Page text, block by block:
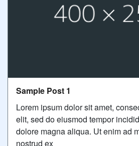
Sample Post 1
Lorem ipsum dolor sit amet,
elit, sed do eiusmod tempor
dolore magna aliqua. Ut enim ad
nostrud ex